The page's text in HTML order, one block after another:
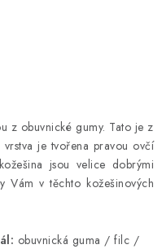
z obuvnické gumy. Tato je z
je tvořena pravou ovčí
jsou velice dobrými
Vám v těchto kožešinových
obuvnická guma / filc /